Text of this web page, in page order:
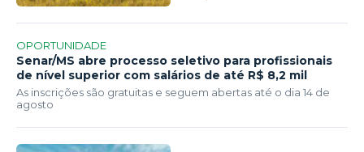
OPORTUNIDADE
Senar/MS abre processo seletivo para profissionais
de nível superior com salários de até R$ 8,2 mil
As inscrições são gratuitas e seguem abertas até o dia 14 de
agosto